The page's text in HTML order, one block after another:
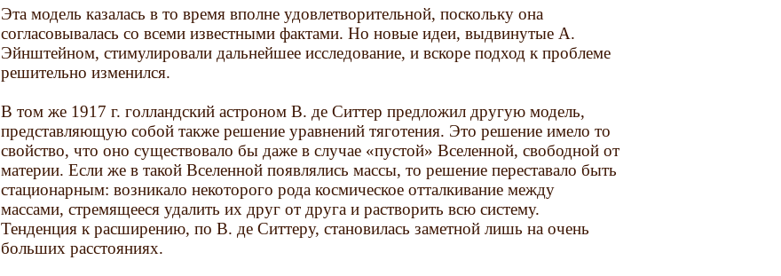
Эта модель казалась в то время вполне удовлетворительной, поскольку она
согласовывалась со всеми известными фактами. Но новые идеи, выдвинутые А.
Эйнштейном, стимулировали дальнейшее исследование, и вскоре подход к проблеме
решительно изменился.
В том же 1917 г. голландский астроном В. де Ситтер предложил другую модель,
представляющую собой также решение уравнений тяготения. Это решение имело то
свойство, что оно существовало бы даже в случае «пустой» Вселенной, свободной oт
материи. Если же в такой Вселенной появлялись массы, то решение переставало быть
стационарным: возникало некоторого рода космическое отталкивание между
массами, стремящееся удалить их друг от друга и растворить всю систему.
Тенденция к расширению, по В. де Ситтеру, становилась заметной лишь на очень
больших расстояниях.